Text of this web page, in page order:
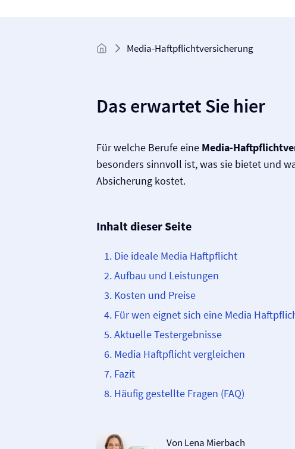
Media-Haftpflicht­­versicherung
Das erwartet Sie hier
Für welche Berufe eine Media-
besonders sinnvoll ist, was sie bietet und
Absicherung kostet.
Inhalt dieser Seite
Die ideale Media Haftpflicht
Aufbau und Leistungen
Kosten und Preise
Für wen eignet sich eine Media
Aktuelle Testergebnisse
Media Haftpflicht vergleichen
Fazit
Häufig gestellte Fragen (FAQ)
Von Lena Mierbach